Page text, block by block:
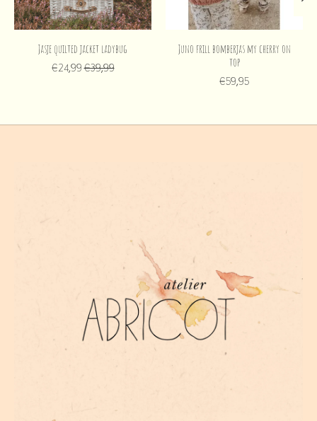
Jasje quilted jacket ladybug
€24,99€39,99
Juno frill bomberjas my cherry on
top
€59,95